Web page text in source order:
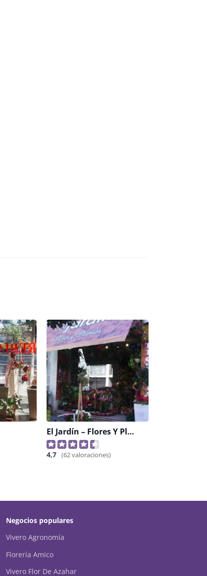
El Jardín – Flores Y Plantas
4,7 (62 valoraciones)
Negocios populares
Vivero Agronomía
Florería Amico
Vivero Flor De Azahar